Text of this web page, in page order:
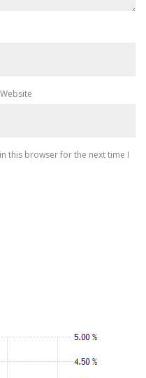
Website
this browser for the next time I